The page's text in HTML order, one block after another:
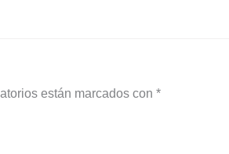
están marcados con *